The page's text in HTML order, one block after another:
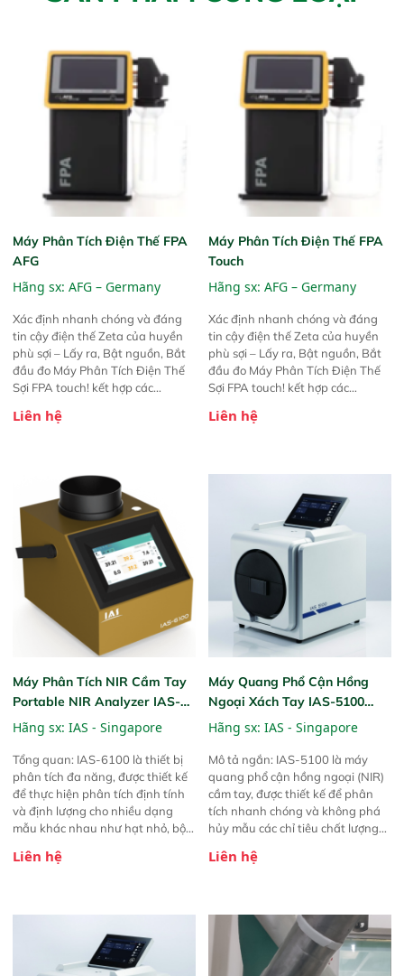
Máy Phân Tích Điện Thế FPA
AFG
Hãng sx: AFG – Germany
Xác định nhanh chóng và đáng
tin cậy điện thế Zeta của huyền
phù sợi – Lấy ra, Bật nguồn, Bắt
đầu đo Máy Phân Tích Điện Thế
Sợi FPA touch! kết hợp các
được chứng minh với sự đơn giản
trước đó. Nhưng so với các phiên
bản trước, FPA touch! nhỏ hơn và
nhẹ hơn đáng kể, đồng thời được
nâng cấp với các tính năng mới.
Liên hệ
Máy Phân Tích Điện Thế FPA
Touch
Hãng sx: AFG – Germany
Xác định nhanh chóng và đáng
tin cậy điện thế Zeta của huyền
phù sợi – Lấy ra, Bật nguồn, Bắt
đầu đo Máy Phân Tích Điện Thế
Sợi FPA touch! kết hợp các
được chứng minh với sự đơn giản
trước đó. Nhưng so với các phiên
bản trước, FPA touch! nhỏ hơn và
nhẹ hơn đáng kể, đồng thời được
nâng cấp với các tính năng mới.
Liên hệ
Máy Phân Tích NIR Cầm Tay
Portable NIR Analyzer IAS-
6100
Hãng sx: IAS - Singapore
Tổng quan: IAS-6100 là thiết bị
phân tích đa năng, được thiết kế
để thực hiện phân tích định tính
và định lượng cho nhiều dạng
mẫu khác nhau như hạt nhỏ, bột,
này cho phép bất kỳ ai cũng có
giản, mọi lúc, mọi nơi. Chuyên
dùng : phân tích mẫu nguyên liệu
thức ăn chăn nuôi, nguyên liệu
thực phẩm, nông sản,..
Liên hệ
Máy Quang Phổ Cận Hồng
Ngoại Xách Tay IAS-5100
Portable NIR Analyzer
Hãng sx: IAS - Singapore
Mô tả ngắn: IAS-5100 là máy
quang phổ cận hồng ngoại (NIR)
cầm tay, được thiết kế để phân
tích nhanh chóng và không phá
hủy mẫu các chỉ tiêu chất lượng
Thiết bị linh hoạt cho nhiều kịch
trực tiếp ngoài đồng ruộng.
Liên hệ